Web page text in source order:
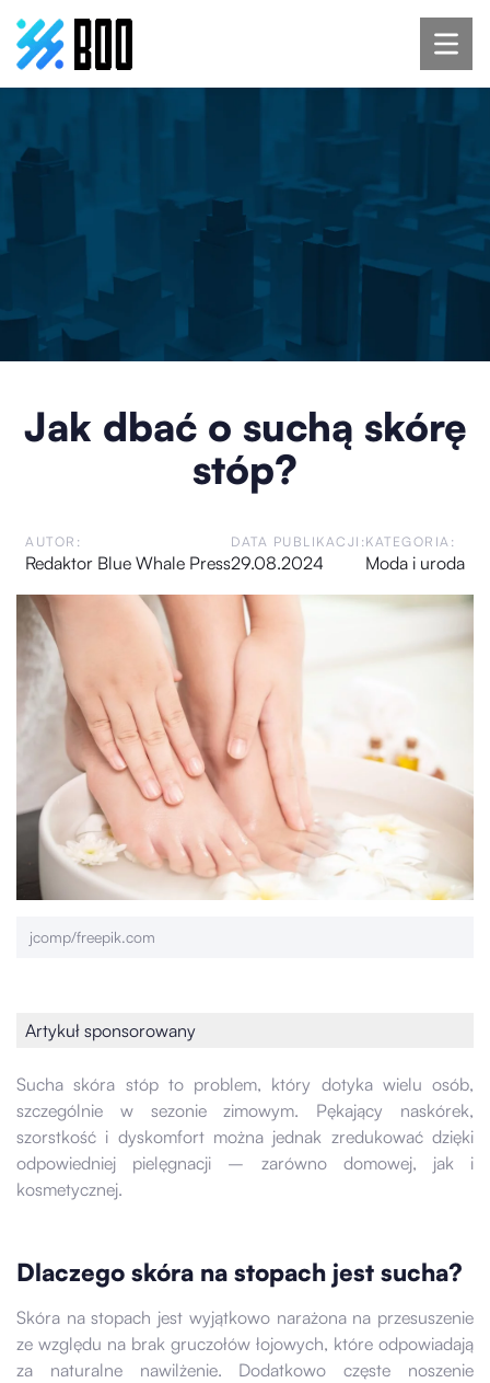
Jak dbać o suchą skórę
stóp?
AUTOR:
Redaktor Blue Whale Press
DATA PUBLIKACJI:
29.08.2024
KATEGORIA:
Moda i uroda
jcomp/freepik.com
Artykuł sponsorowany
Sucha skóra stóp to problem, który dotyka wielu osób,
szczególnie w sezonie zimowym. Pękający naskórek,
szorstkość i dyskomfort można jednak zredukować dzięki
odpowiedniej pielęgnacji – zarówno domowej, jak i
kosmetycznej.
Dlaczego skóra na stopach jest sucha?
Skóra na stopach jest wyjątkowo narażona na przesuszenie
ze względu na brak gruczołów łojowych, które odpowiadają
za naturalne nawilżenie. Dodatkowo częste noszenie